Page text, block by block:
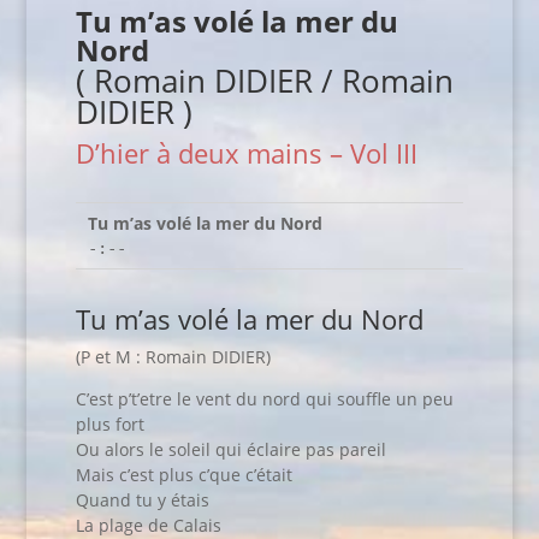
Tu m’as volé la mer du
Nord
( Romain DIDIER / Romain
DIDIER )
D’hier à deux mains – Vol III
Tu m’as volé la mer du Nord
-:--
Tu m’as volé la mer du Nord
(P et M : Romain DIDIER)
C’est p’t’etre le vent du nord qui souffle un peu
plus fort
Ou alors le soleil qui éclaire pas pareil
Mais c’est plus c’que c’était
Quand tu y étais
La plage de Calais